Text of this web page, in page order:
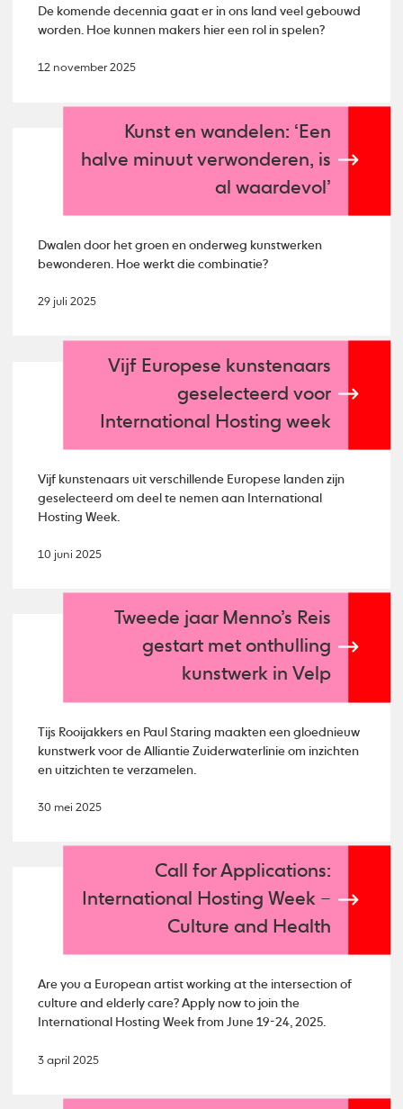
De komende decennia gaat er in ons land veel gebouwd
worden. Hoe kunnen makers hier een rol in spelen?
12 november 2025
Kunst en wandelen: ‘Een
halve minuut verwonderen, is
al waardevol’
Dwalen door het groen en onderweg kunstwerken
bewonderen. Hoe werkt die combinatie?
29 juli 2025
Vijf Europese kunstenaars
geselecteerd voor
International Hosting week
Vijf kunstenaars uit verschillende Europese landen zijn
geselecteerd om deel te nemen aan International
Hosting Week.
10 juni 2025
Tweede jaar Menno’s Reis
gestart met onthulling
kunstwerk in Velp
Tijs Rooijakkers en Paul Staring maakten een gloednieuw
kunstwerk voor de Alliantie Zuiderwaterlinie om inzichten
en uitzichten te verzamelen.
30 mei 2025
Call for Applications:
International Hosting Week –
Culture and Health
Are you a European artist working at the intersection of
culture and elderly care? Apply now to join the
International Hosting Week from June 19-24, 2025.
3 april 2025